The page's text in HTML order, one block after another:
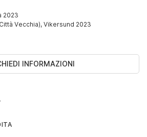
2023
Vecchia), Vikersund 2023
INFORMAZIONI